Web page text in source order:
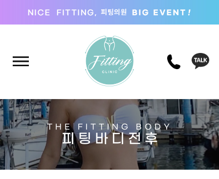
THE FITTING BODY
피 팅 바 디 전 후